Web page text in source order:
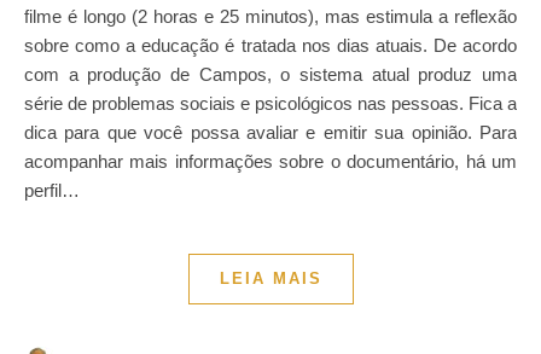
filme é longo (2 horas e 25 minutos), mas estimula a reflexão
sobre como a educação é tratada nos dias atuais. De acordo
com a produção de Campos, o sistema atual produz uma
série de problemas sociais e psicológicos nas pessoas. Fica a
dica para que você possa avaliar e emitir sua opinião. Para
acompanhar mais informações sobre o documentário, há um
perfil…
LEIA MAIS